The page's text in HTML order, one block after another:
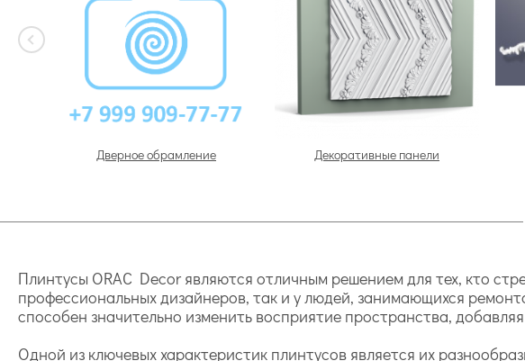
Дверное обрамление Декоративные панели
Плинтусы ORAC Decor являются отличным решением для тех, кто
профессиональных дизайнеров, так и у людей, занимающихся
способен значительно изменить восприятие пространства,
Одной из ключевых характеристик плинтусов является их